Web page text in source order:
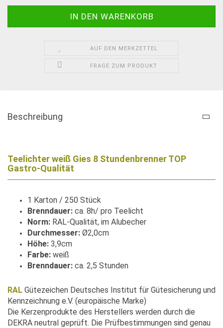
AUF DEN MERKZETTEL
FRAGE ZUM PRODUKT
Beschreibung
Teelichter weiß Gies 8 Stundenbrenner TOP
Gastro-Qualität
1 Karton / 250 Stück
Brenndauer: ca. 8h/ pro Teelicht
Norm: RAL-Qualität, im Alubecher
Durchmesser: Ø2,0cm
Höhe: 3,9cm
Farbe: weiß
Brenndauer: ca. 2,5 Stunden
RAL Gütezeichen Deutsches Institut für Gütesicherung und
Kennzeichnung e.V. (europäische Marke)
Die Kerzenprodukte des Herstellers werden durch die
DEKRA neutral geprüft. Die Prüfbestimmungen sind genau